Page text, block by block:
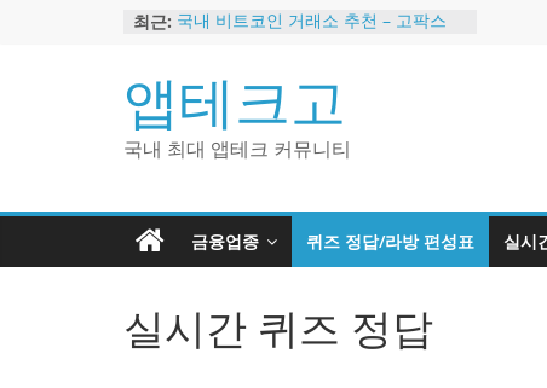
최근: 국내 비트코인 거래소 추천 – 고팍스
2024 강력히 추천하는 은행 멤버십 현
금 앱테크
해외 코인 거래소 추천 순위 BEST 2
현금 지급하는 국내 코인 거래소 추천
앱테크고
국내 최대 앱테크 커뮤니티
금융업종 퀴즈 정답/라방 편성표 실시
실시간 퀴즈 정답